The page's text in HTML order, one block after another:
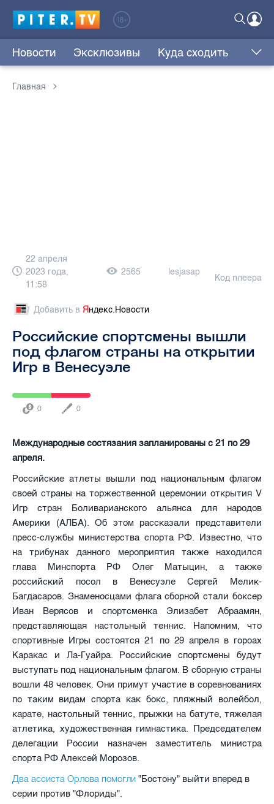
Новости Эксклюзивы Куда сходить
Главная
22 апреля
2023 года,
11:58
2565 lesjasap
Код плеера
Добавить в Яндекс.Новости
Российские спортсмены вышли
под флагом страны на открытии
Игр в Венесуэле
0 0
Международные состязания запланированы с 21 по 29
апреля.
Российские атлеты вышли под национальным флагом
своей страны на торжественной церемонии открытия V
Игр стран Боливарианского альянса для народов
Америки (АЛБА). Об этом рассказали представители
пресс-службы министерства спорта РФ. Известно, что
на трибунах данного мероприятия также находился
глава Минспорта РФ Олег Матыцин, а также
российский посол в Венесуэле Сергей Мелик-
Багдасаров. Знаменосцами флага сборной стали боксер
Иван Верясов и спортсменка Элизабет Абраамян,
представляющая настольный теннис. Напомним, что
спортивные Игры состоятся 21 по 29 апреля в гороах
Каракас и Ла-Гуайра. Российские спортсмены будут
выступать под национальным флагом. В сборную страны
вошли 48 человек. Они примут участие в соревнованиях
по таким видам спорта как бокс, пляжный волейбол,
карате, настольный теннис, прыжки на батуте, тяжелая
атлетика, художественная гимнастика. Председателем
делегации России назначен заместитель министра
спорта РФ Алексей Морозов.
Два ассиста Орлова помогли "Бостону" выйти вперед в
серии против "Флориды".